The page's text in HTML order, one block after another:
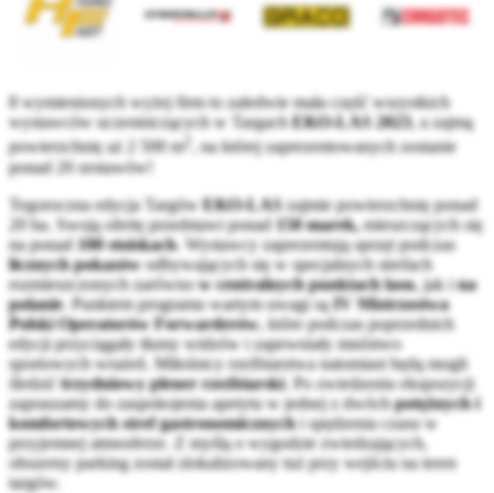
8 wymienionych wyżej firm to zaledwie mała część wszystkich
wystawców uczestniczących w TargachEKO-LAS 2023, a zajmą
powierzchnię aż 2 500 m2
, na której zaprezentowanych zostanie
ponad 20 zestawów!
Tegoroczna edycja TargówEKO-LASzajmie powierzchnię ponad
20 ha. Swoją ofertę przedstawi ponad 150 marek,mieszczących się
na ponad 100 stoiskach. Wystawcy zaprezentują sprzęt podczas
licznych pokazówodbywających się w specjalnych strefach
rozmieszczonych zarównow centralnych punktach lasu, jak ina
polanie. Punktem programu wartym uwagi sąIV Mistrzostwa
Polski Operatorów Forwarderów, które podczas poprzednich
edycji przyciągały tłumy widzów i zapewniały mnóstwo
sportowych wrażeń. Miłośnicy rzeźbiarstwa natomiast będą mogli
śledzićtrzydniowy plener rzeźbiarski. Po zwiedzeniu ekspozycji
zapraszamy do zaspokojenia apetytu w jednej z dwóchpotężnych i
komfortowych stref gastronomicznychi spędzenia czasu w
przyjemnej atmosferze. Z myślą o wygodzie zwiedzających,
obszerny parking został zlokalizowany tuż przy wejściu na teren
targów.